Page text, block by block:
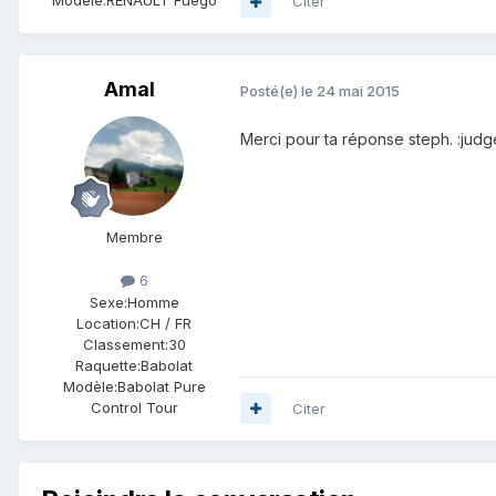
Amal
Membre
6
Sexe:Homme
Location:CH / FR
Classement:30
Raquette:Babolat
Modèle:Babolat Pure
Control Tour
Posté(e) le 24 mai 2015
Merci pour ta réponse steph.
Citer